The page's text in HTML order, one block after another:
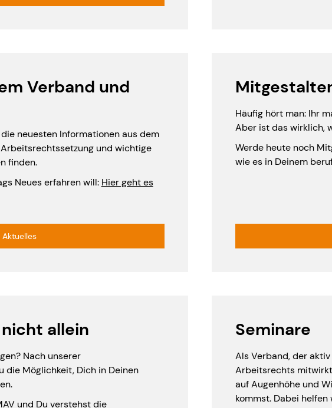
Verband und
neuesten Informationen aus dem
und wichtige
finden.
Neues erfahren will: Hier geht es
Aktuelles
Häufig hört man: Ihr
Aber ist das wirklich,
Werde heute noch
wie es in Deinem
allein
Nach unserer
die Möglichkeit, Dich in Deinen
und Du verstehst die
Seminare
Als Verband, der
Arbeitsrechts
auf Augenhöhe und
kommst. Dabei